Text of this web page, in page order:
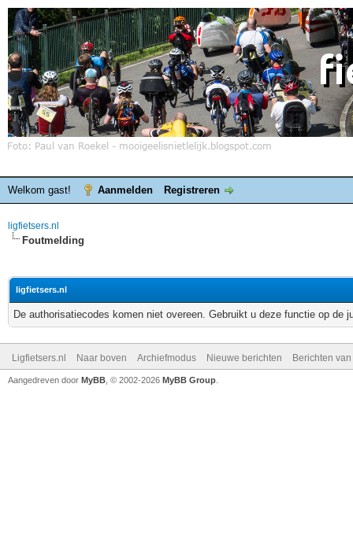
Welkom gast! Aanmelden Registreren
ligfietsers.nl
Foutmelding
ligfietsers.nl
De authorisatiecodes komen niet overeen. Gebruikt u deze functie op de
Ligfietsers.nl Naar boven Archiefmodus Nieuwe berichten Berichten
Aangedreven door MyBB , © 2002-2026 MyBB Group